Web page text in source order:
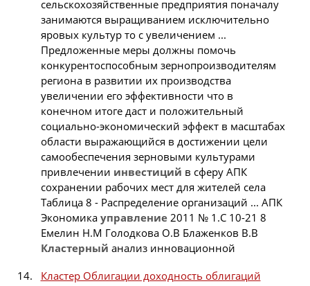
сельскохозяйственные предприятия поначалу
занимаются выращиванием исключительно
яровых культур то с увеличением ...
Предложенные меры должны помочь
конкурентоспособным зернопроизводителям
региона в развитии их производства
увеличении его эффективности что в
конечном итоге даст и положительный
социально-экономический эффект в масштабах
области выражающийся в достижении цели
самообеспечения зерновыми культурами
привлечении инвестиций в сферу АПК
сохранении рабочих мест для жителей села
Таблица 8 - Распределение организаций ... АПК
Экономика управление2011 № 1.С 10-21 8
Емелин Н.М Голодкова О.В Блаженков В.В
Кластерный анализ инновационной
Кластер Облигации доходность облигаций